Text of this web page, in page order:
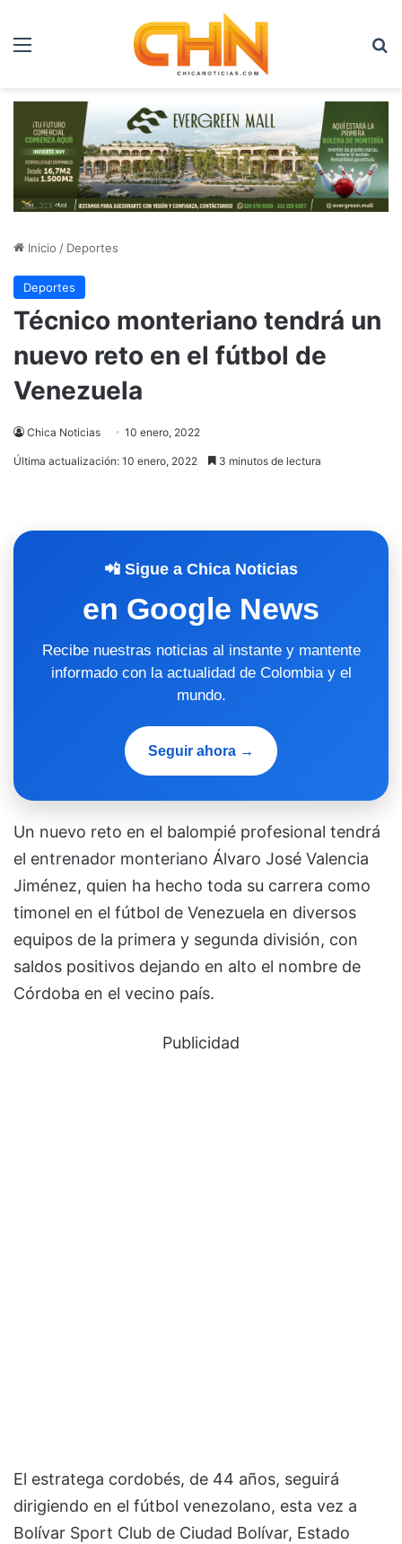
Menú
Inicio / Deportes
Deportes
Técnico monteriano tendrá un
nuevo reto en el fútbol de
Venezuela
Chica Noticias 10 enero, 2022
Última actualización: 10 enero, 2022 3 minutos de lectura
📲 Sigue a Chica Noticias
en Google News
Recibe nuestras noticias al instante y mantente
informado con la actualidad de Colombia y el
mundo.
Seguir ahora →
Un nuevo reto en el balompié profesional tendrá
el entrenador monteriano Álvaro José Valencia
Jiménez, quien ha hecho toda su carrera como
timonel en el fútbol de Venezuela en diversos
equipos de la primera y segunda división, con
saldos positivos dejando en alto el nombre de
Córdoba en el vecino país.
Publicidad
El estratega cordobés, de 44 años, seguirá
dirigiendo en el fútbol venezolano, esta vez a
Bolívar Sport Club de Ciudad Bolívar, Estado